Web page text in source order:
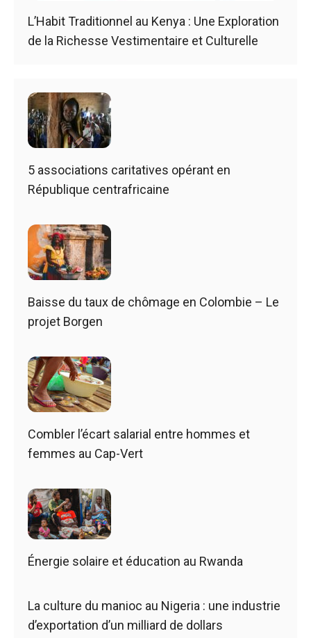
L’Habit Traditionnel au Kenya : Une Exploration
de la Richesse Vestimentaire et Culturelle
5 associations caritatives opérant en
République centrafricaine
Baisse du taux de chômage en Colombie – Le
projet Borgen
Combler l’écart salarial entre hommes et
femmes au Cap-Vert
Énergie solaire et éducation au Rwanda
La culture du manioc au Nigeria : une industrie
d’exportation d’un milliard de dollars